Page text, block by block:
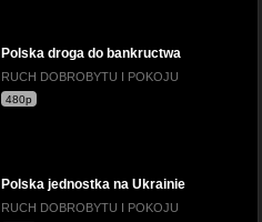
Polska droga do bankructwa
RUCH DOBROBYTU I POKOJU
480p
Polska jednostka na Ukrainie
RUCH DOBROBYTU I POKOJU